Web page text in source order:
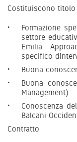
Costituiscono titolo
Formazione
settore
Emilia
specifico
Buona
Buona
Management)
Conoscenza
Balcani
Contratto